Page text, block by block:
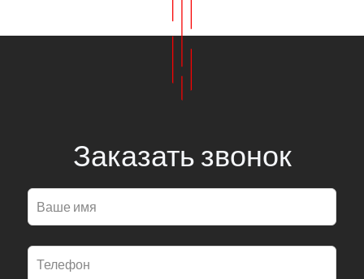
Заказать звонок
Оставьте
это
поле
пустым